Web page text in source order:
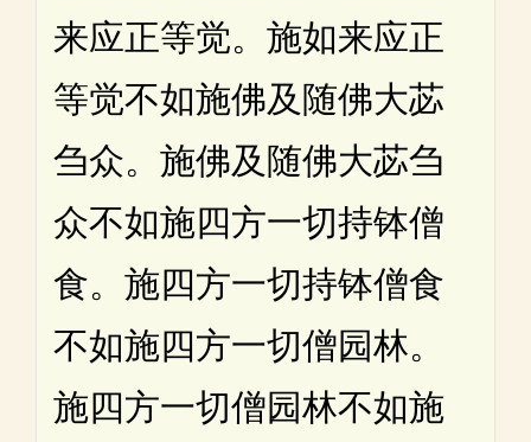
来应正等觉。施如来应正
等觉不如施佛及随佛大苾
刍众。施佛及随佛大苾刍
众不如施四方一切持钵僧
食。施四方一切持钵僧食
不如施四方一切僧园林。
施四方一切僧园林不如施